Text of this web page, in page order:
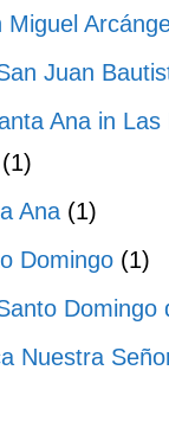
Juan
Ana in Las
(1)
Ana (1)
Domingo (1)
Domingo
Nuestra